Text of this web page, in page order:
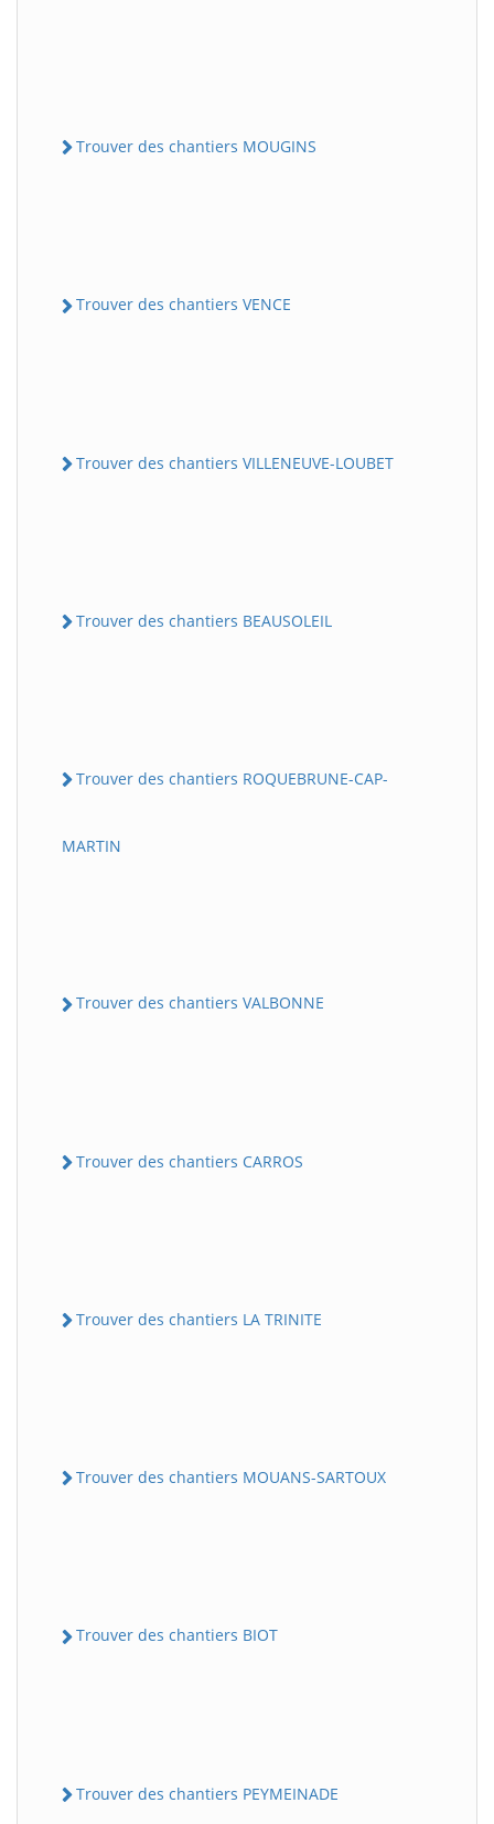
Trouver des chantiers MOUGINS
Trouver des chantiers VENCE
Trouver des chantiers VILLENEUVE-LOUBET
Trouver des chantiers BEAUSOLEIL
Trouver des chantiers ROQUEBRUNE-CAP-
MARTIN
Trouver des chantiers VALBONNE
Trouver des chantiers CARROS
Trouver des chantiers LA TRINITE
Trouver des chantiers MOUANS-SARTOUX
Trouver des chantiers BIOT
Trouver des chantiers PEYMEINADE